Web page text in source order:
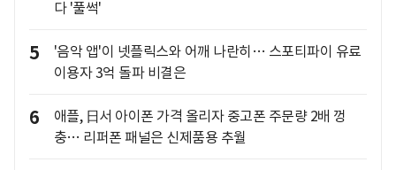
다 '풀썩'
5
'음악 앱'이 넷플릭스와 어깨 나란히… 스포티파이 유료
이용자 3억 돌파 비결은
6
애플, 日서 아이폰 가격 올리자 중고폰 주문량 2배 껑
충… 리퍼폰 패널은 신제품용 추월